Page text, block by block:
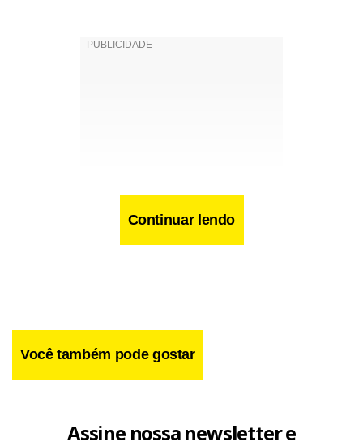
espécie de servidora fantasma foi finalizada na segunda-
Continuar lendo
Você também pode gostar
Assine nossa newsletter e